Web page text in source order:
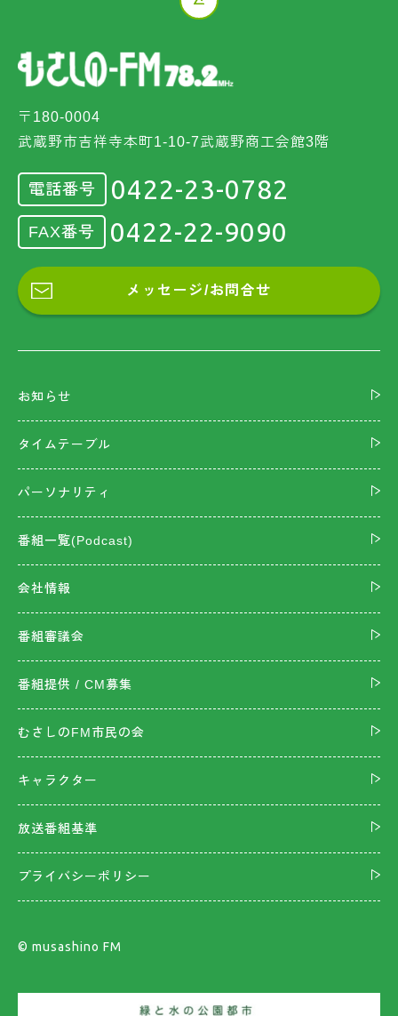
〒180-0004
武蔵野市吉祥寺本町1-10-7武蔵野商工会館3階
電話番号 0422-23-0782
FAX番号 0422-22-9090
メッセージ/お問合せ
お知らせ
タイムテーブル
パーソナリティ
番組一覧(Podcast)
会社情報
番組審議会
番組提供 / CM募集
むさしのFM市民の会
キャラクター
放送番組基準
プライバシーポリシー
©︎ musashino FM